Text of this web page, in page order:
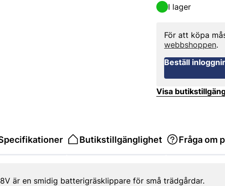
I lager
För att köpa
webbshoppen.
Beställ
Visa
Butikstillgänglighet Fråga om
är en smidig batterigräsklippare för små trädgårdar.